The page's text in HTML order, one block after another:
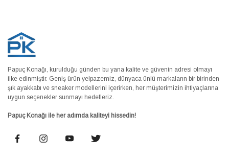
Papuç Konağı, kurulduğu günden bu yana kalite ve güvenin adresi olmayı
ilke edinmiştir. Geniş ürün yelpazemiz, dünyaca ünlü markaların bir birinden
şık ayakkabı ve sneaker modellerini içerirken, her müşterimizin ihtiyaçlarına
uygun seçenekler sunmayı hedefleriz.
Papuç Konağı ile her adımda kaliteyi hissedin!